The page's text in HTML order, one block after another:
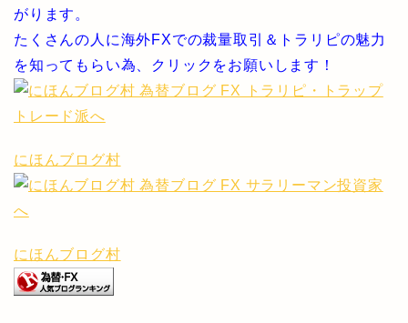
がります。
たくさんの人に海外FXでの裁量取引＆トラリピの魅力
を知ってもらい為、クリックをお願いします！
にほんブログ村
にほんブログ村